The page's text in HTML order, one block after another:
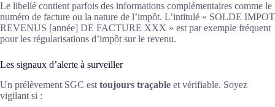
Le libellé contient parfois des informations complémentaires comme le
numéro de facture ou la nature de l’impôt. L’intitulé « SOLDE IMPOT
REVENUS [année] DE FACTURE XXX » est par exemple fréquent
pour les régularisations d’impôt sur le revenu.
Les signaux d’alerte à surveiller
Un prélèvement SGC est toujours traçable et vérifiable. Soyez
vigilant si :